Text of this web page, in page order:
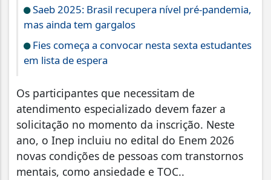
Saeb 2025: Brasil recupera nível pré-pandemia,
mas ainda tem gargalos
Fies começa a convocar nesta sexta estudantes
em lista de espera
Os participantes que necessitam de
atendimento especializado devem fazer a
solicitação no momento da inscrição. Neste
ano, o Inep incluiu no edital do Enem 2026
novas condições de pessoas com transtornos
mentais, como ansiedade e TOC..